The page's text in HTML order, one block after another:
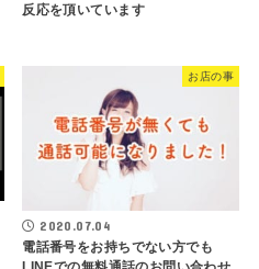
反応を頂いています
お店の事
2020.07.04
電話番号をお持ちでない方でも